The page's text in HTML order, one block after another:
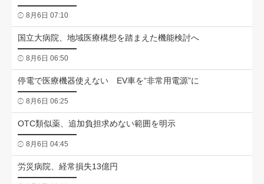
8月6日 07:10
国立大病院、地域医療構想を踏まえた機能検討へ
8月6日 06:50
停電で医療機器使えない EV車を“非常用電源”に
8月6日 06:25
OTC類似薬、追加負担求めない範囲を明示
8月6日 04:45
労災病院、経常損失13億円